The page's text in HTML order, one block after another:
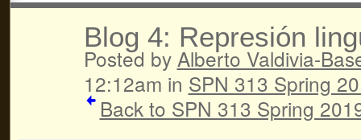
Blog 4: Represión
Posted by Alberto Valdivia-
12:12am in SPN 313 Spring
Back to SPN 313 Spring